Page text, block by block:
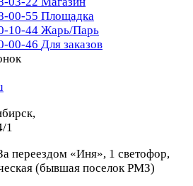
00-55 Площадка
10-44 Жарь/Парь
00-46 Для заказов
1
переездом «Иня», 1 светофор,
(бывшая поселок РМЗ)